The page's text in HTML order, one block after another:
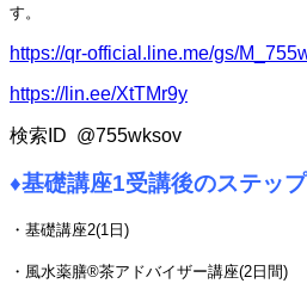
す。
https://qr-official.line.me/gs/
https://lin.ee/XtTMr9y
検索ID @755wksov
♦基礎講座1受講後のステップ
・基礎講座2(1日)
・風水薬膳®茶アドバイザー講座(2日間)